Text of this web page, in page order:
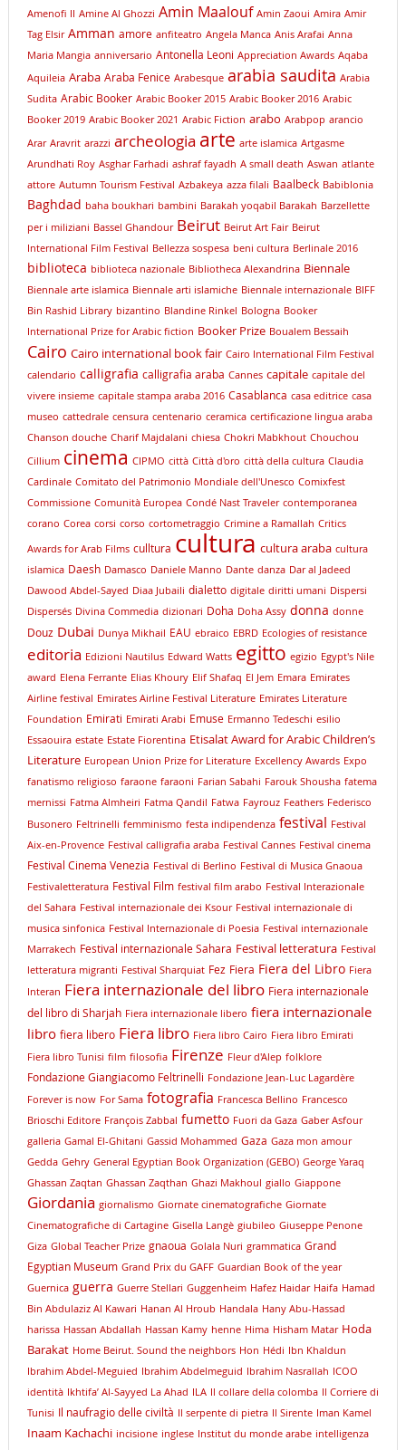
Amenofi II Amine Al Ghozzi Amin Maalouf Amin Zaoui Amira Amir
Tag Elsir Amman amore anfiteatro Angela Manca Anis Arafai Anna
Maria Mangia anniversario Antonella Leoni Appreciation Awards Aqaba
Aquileia Araba Araba Fenice Arabesque arabia saudita Arabia
Sudita Arabic Booker Arabic Booker 2015 Arabic Booker 2016 Arabic
Booker 2019 Arabic Booker 2021 Arabic Fiction arabo Arabpop arancio
Arar Aravrit arazzi archeologia arte arte islamica Artgasme
Arundhati Roy Asghar Farhadi ashraf fayadh A small death Aswan atlante
attore Autumn Tourism Festival Azbakeya azza filali Baalbeck Babiblonia
Baghdad baha boukhari bambini Barakah yoqabil Barakah Barzellette
per i miliziani Bassel Ghandour Beirut Beirut Art Fair Beirut
International Film Festival Bellezza sospesa beni cultura Berlinale 2016
biblioteca biblioteca nazionale Bibliotheca Alexandrina Biennale
Biennale arte islamica Biennale arti islamiche Biennale internazionale BIFF
Bin Rashid Library bizantino Blandine Rinkel Bologna Booker
International Prize for Arabic fiction Booker Prize Boualem Bessaih
Cairo Cairo international book fair Cairo International Film Festival
calendario calligrafia calligrafia araba Cannes capitale capitale del
vivere insieme capitale stampa araba 2016 Casablanca casa editrice casa
museo cattedrale censura centenario ceramica certificazione lingua araba
Chanson douche Charif Majdalani chiesa Chokri Mabkhout Chouchou
Cillium cinema CIPMO città Città d'oro città della cultura Claudia
Cardinale Comitato del Patrimonio Mondiale dell'Unesco Comixfest
Commissione Comunità Europea Condé Nast Traveler contemporanea
corano Corea corsi corso cortometraggio Crimine a Ramallah Critics
Awards for Arab Films culltura cultura cultura araba cultura
islamica Daesh Damasco Daniele Manno Dante danza Dar al Jadeed
Dawood Abdel-Sayed Diaa Jubaili dialetto digitale diritti umani Dispersi
Dispersés Divina Commedia dizionari Doha Doha Assy donna donne
Douz Dubai Dunya Mikhail EAU ebraico EBRD Ecologies of resistance
editoria Edizioni Nautilus Edward Watts egitto egizio Egypt's Nile
award Elena Ferrante Elias Khoury Elif Shafaq El Jem Emara Emirates
Airline festival Emirates Airline Festival Literature Emirates Literature
Foundation Emirati Emirati Arabi Emuse Ermanno Tedeschi esilio
Essaouira estate Estate Fiorentina Etisalat Award for Arabic Children’s
Literature European Union Prize for Literature Excellency Awards Expo
fanatismo religioso faraone faraoni Farian Sabahi Farouk Shousha fatema
mernissi Fatma Almheiri Fatma Qandil Fatwa Fayrouz Feathers Federisco
Busonero Feltrinelli femminismo festa indipendenza festival Festival
Aix-en-Provence Festival calligrafia araba Festival Cannes Festival cinema
Festival Cinema Venezia Festival di Berlino Festival di Musica Gnaoua
Festivaletteratura Festival Film festival film arabo Festival Interazionale
del Sahara Festival internazionale dei Ksour Festival internazionale di
musica sinfonica Festival Internazionale di Poesia Festival internazionale
Marrakech Festival internazionale Sahara Festival letteratura Festival
letteratura migranti Festival Sharquiat Fez Fiera Fiera del Libro Fiera
Interan Fiera internazionale del libro Fiera internazionale
del libro di Sharjah Fiera internazionale libero fiera internazionale
libro fiera libero Fiera libro Fiera libro Cairo Fiera libro Emirati
Fiera libro Tunisi film filosofia Firenze Fleur d'Alep folklore
Fondazione Giangiacomo Feltrinelli Fondazione Jean-Luc Lagardère
Forever is now For Sama fotografia Francesca Bellino Francesco
Brioschi Editore François Zabbal fumetto Fuori da Gaza Gaber Asfour
galleria Gamal El-Ghitani Gassid Mohammed Gaza Gaza mon amour
Gedda Gehry General Egyptian Book Organization (GEBO) George Yaraq
Ghassan Zaqtan Ghassan Zaqthan Ghazi Makhoul giallo Giappone
Giordania giornalismo Giornate cinematografiche Giornate
Cinematografiche di Cartagine Gisella Langè giubileo Giuseppe Penone
Giza Global Teacher Prize gnaoua Golala Nuri grammatica Grand
Egyptian Museum Grand Prix du GAFF Guardian Book of the year
Guernica guerra Guerre Stellari Guggenheim Hafez Haidar Haifa Hamad
Bin Abdulaziz Al Kawari Hanan Al Hroub Handala Hany Abu-Hassad
harissa Hassan Abdallah Hassan Kamy henne Hima Hisham Matar Hoda
Barakat Home Beirut. Sound the neighbors Hon Hédi Ibn Khaldun
Ibrahim Abdel-Meguied Ibrahim Abdelmeguid Ibrahim Nasrallah ICOO
identità Ikhtifa’ Al-Sayyed La Ahad ILA Il collare della colomba Il Corriere di
Tunisi Il naufragio delle civiltà Il serpente di pietra Il Sirente Iman Kamel
Inaam Kachachi incisione inglese Institut du monde arabe intelligenza